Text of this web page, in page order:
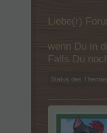
Liebe(r)
wenn Du in
Falls Du
Status des